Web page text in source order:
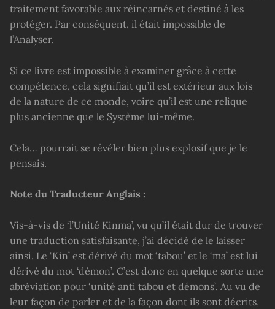
traitement favorable aux réincarnés et destiné à les
protéger. Par conséquent, il était impossible de
l’Analyser.
Si ce livre est impossible à examiner grâce à cette
compétence, cela signifiait qu’il est extérieur aux lois
de la nature de ce monde, voire qu’il est une relique
plus ancienne que le Système lui-même.
Cela… pourrait se révéler bien plus explosif que je le
pensais.
Note du Traducteur Anglais :
Vis-à-vis de ‘l’Unité Kinma’, vu qu’il était dur de trouver
une traduction satisfaisante, j’ai décidé de le laisser
ainsi. Le ‘Kin’ est dérivé du mot ‘tabou’ et le ‘ma’ est lui
dérivé du mot ‘démon’. C’est donc en quelque sorte une
abréviation pour ‘unité anti tabou et démons’. Au vu de
leur façon de parler et de la façon dont ils sont décrits,